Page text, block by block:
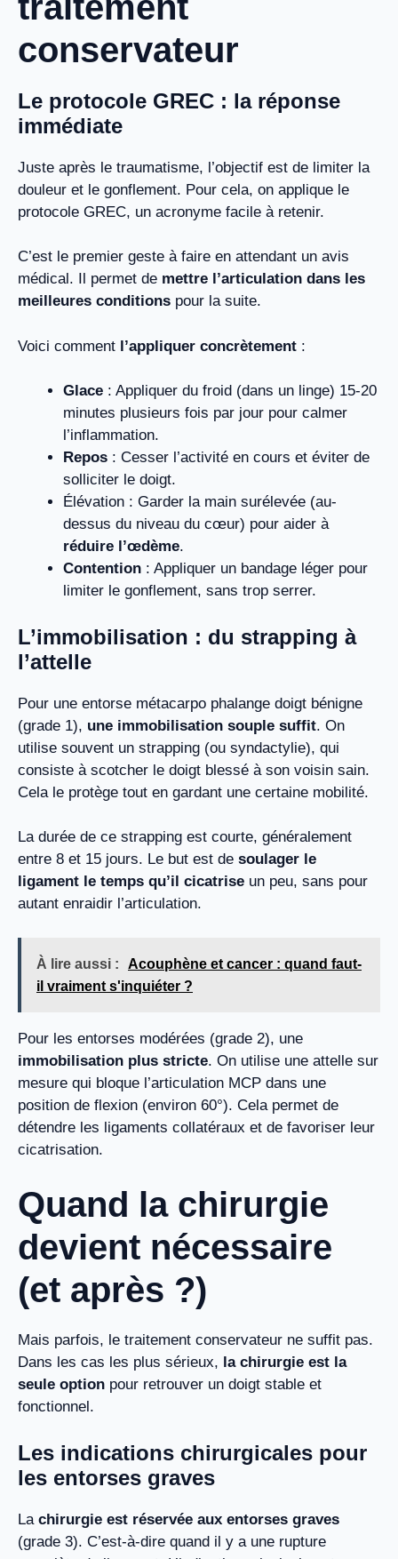
conservateur
Le protocole GREC : la réponse
immédiate
Juste après le traumatisme, l’objectif est de limiter la
douleur et le gonflement. Pour cela, on applique le
protocole GREC, un acronyme facile à retenir.
C’est le premier geste à faire en attendant un avis
médical. Il permet de mettre l’articulation dans les
meilleures conditions pour la suite.
Voici comment l’appliquer concrètement :
Glace : Appliquer du froid (dans un linge) 15-20
minutes plusieurs fois par jour pour calmer
l’inflammation.
Repos : Cesser l’activité en cours et éviter de
solliciter le doigt.
Élévation : Garder la main surélevée (au-
dessus du niveau du cœur) pour aider à
réduire l’œdème.
Contention : Appliquer un bandage léger pour
limiter le gonflement, sans trop serrer.
L’immobilisation : du strapping à
l’attelle
Pour une entorse métacarpo phalange doigt bénigne
(grade 1), une immobilisation souple suffit. On
utilise souvent un strapping (ou syndactylie), qui
consiste à scotcher le doigt blessé à son voisin sain.
Cela le protège tout en gardant une certaine mobilité.
La durée de ce strapping est courte, généralement
entre 8 et 15 jours. Le but est de soulager le
ligament le temps qu’il cicatrise un peu, sans pour
autant enraidir l’articulation.
À lire aussi :
Acouphène et cancer : quand faut-
il vraiment s'inquiéter ?
Pour les entorses modérées (grade 2), une
immobilisation plus stricte. On utilise une attelle sur
mesure qui bloque l’articulation MCP dans une
position de flexion (environ 60°). Cela permet de
détendre les ligaments collatéraux et de favoriser leur
cicatrisation.
Quand la chirurgie
devient nécessaire
(et après ?)
Mais parfois, le traitement conservateur ne suffit pas.
Dans les cas les plus sérieux, la chirurgie est la
seule option pour retrouver un doigt stable et
fonctionnel.
Les indications chirurgicales pour
les entorses graves
La chirurgie est réservée aux entorses graves
(grade 3). C’est-à-dire quand il y a une rupture